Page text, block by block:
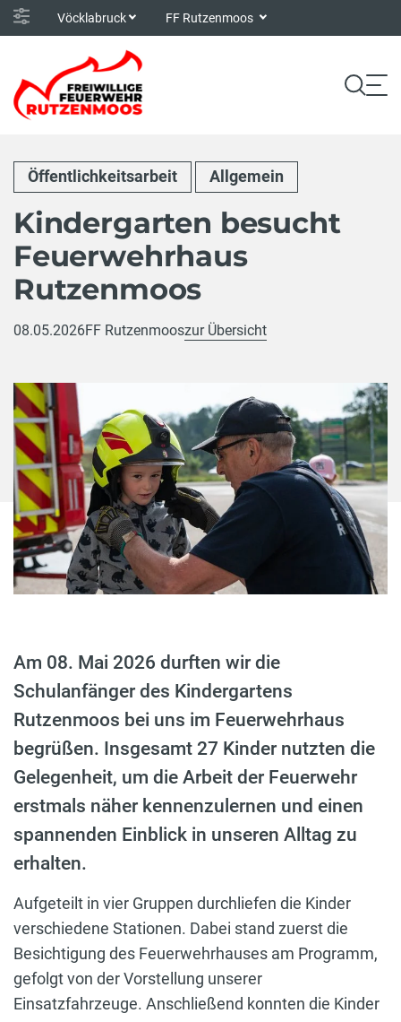
Vöcklabruck FF Rutzenmoos
Öffentlichkeitsarbeit Allgemein
Kindergarten besucht
Feuerwehrhaus
Rutzenmoos
08.05.2026FF Rutzenmooszur Übersicht
Am 08. Mai 2026 durften wir die
Schulanfänger des Kindergartens
Rutzenmoos bei uns im Feuerwehrhaus
begrüßen. Insgesamt 27 Kinder nutzten die
Gelegenheit, um die Arbeit der Feuerwehr
erstmals näher kennenzulernen und einen
spannenden Einblick in unseren Alltag zu
erhalten.
Aufgeteilt in vier Gruppen durchliefen die Kinder
verschiedene Stationen. Dabei stand zuerst die
Besichtigung des Feuerwehrhauses am Programm,
gefolgt von der Vorstellung unserer
Einsatzfahrzeuge. Anschließend konnten die Kinder